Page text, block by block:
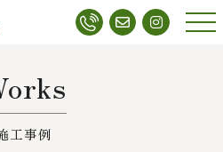
メニ
工事例